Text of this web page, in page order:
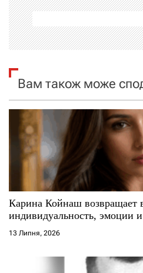
ц
і
я
з
с
і
Вам також може
Карина Койнаш возвращает
индивидуальность, эмоции
13 Липня, 2026